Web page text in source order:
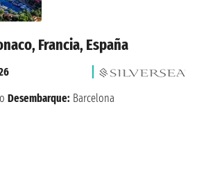
Francia, España
Desembarque: Barcelona